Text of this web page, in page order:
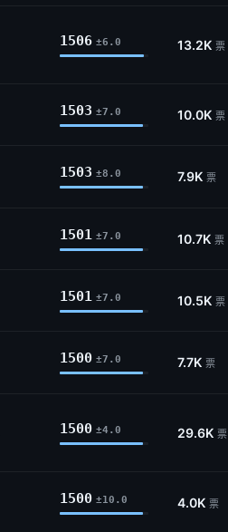
1506 ±6.0 13.2K 票
1503 ±7.0 10.0K 票
1503 ±8.0 7.9K 票
1501 ±7.0 10.7K 票
1501 ±7.0 10.5K 票
1500 ±7.0 7.7K 票
1500 ±4.0 29.6K 票
1500 ±10.0 4.0K 票